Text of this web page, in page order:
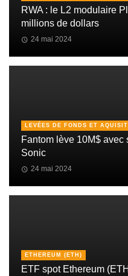
RWA : le L2 modulaire
millions de dollars
24 mai 2024
LEVÉES DE FONDS ET
Fantom lève 10M$
Sonic
24 mai 2024
ETHEREUM (ETH)
ETF spot Ethereum